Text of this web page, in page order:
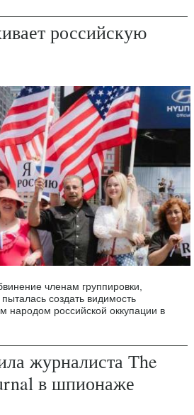
российскую
членам группировки,
создать видимость
народом российской оккупации в
журналиста Тhe
в шпионаже